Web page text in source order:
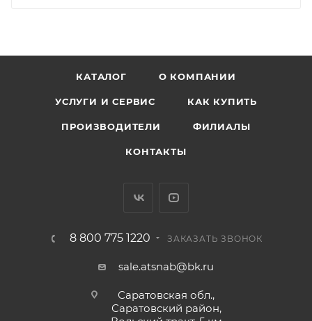
КАТАЛОГ О КОМПАНИИ
УСЛУГИ И СЕРВИС КАК КУПИТЬ
ПРОИЗВОДИТЕЛИ ФИЛИАЛЫ
КОНТАКТЫ
8 800 775 1220 ЗАКАЗАТЬ ЗВОНОК
sale.atsnab@bk.ru
Саратовская обл.,
Саратовский район,